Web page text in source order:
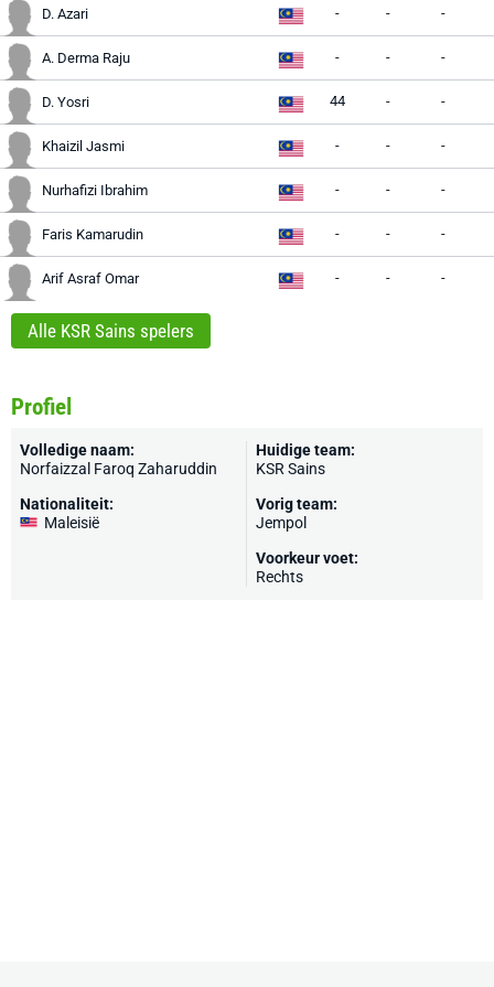
D. Azari - - -
A. Derma Raju - - -
D. Yosri 44 - -
Khaizil Jasmi - - -
Nurhafizi Ibrahim - - -
Faris Kamarudin - - -
Arif Asraf Omar - - -
Alle KSR Sains spelers
Profiel
Volledige naam:
Norfaizzal Faroq Zaharuddin
Nationaliteit:
Maleisië
Huidige team:
KSR Sains
Vorig team:
Jempol
Voorkeur voet:
Rechts